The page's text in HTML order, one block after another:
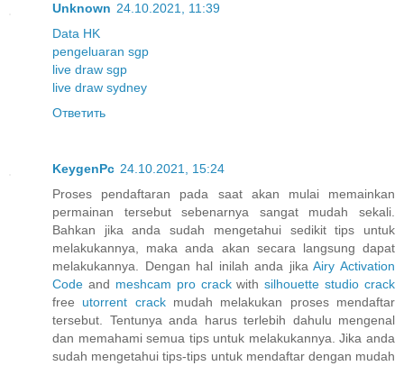
Unknown 24.10.2021, 11:39
Data HK
pengeluaran sgp
live draw sgp
live draw sydney
Ответить
KeygenPc 24.10.2021, 15:24
Proses pendaftaran pada saat akan mulai memainkan
permainan tersebut sebenarnya sangat mudah sekali.
Bahkan jika anda sudah mengetahui sedikit tips untuk
melakukannya, maka anda akan secara langsung dapat
melakukannya. Dengan hal inilah anda jikaAiry Activation
Code and meshcam pro crackwithsilhouette studio crack
free utorrent crackmudah melakukan proses mendaftar
tersebut. Tentunya anda harus terlebih dahulu mengenal
dan memahami semua tips untuk melakukannya. Jika anda
sudah mengetahui tips-tips untuk mendaftar dengan mudah